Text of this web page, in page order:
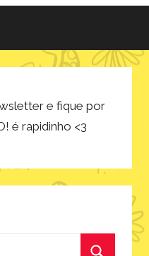
e fique por
é rapidinho <3